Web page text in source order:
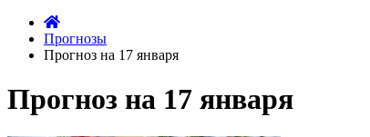
Прогнозы
Прогноз на 17 января
Прогноз на 17 января